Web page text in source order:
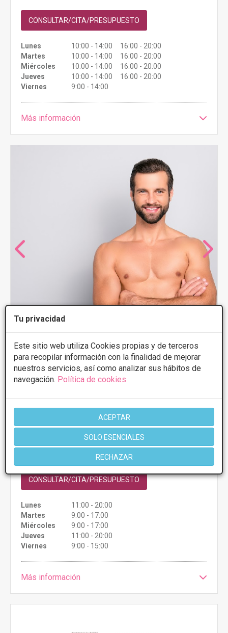
Tu privacidad
Este sitio web utiliza Cookies propias y de terceros
para recopilar información con la finalidad de mejorar
nuestros servicios, así como analizar sus hábitos de
navegación. Política de cookies
ACEPTAR
SOLO ESENCIALES
RECHAZAR
CONSULTAR/CITA/PRESUPUESTO
Lunes
10:00 - 14:00 16:00 - 20:00
Martes
10:00 - 14:00 16:00 - 20:00
Miércoles
10:00 - 14:00 16:00 - 20:00
Jueves
10:00 - 14:00 16:00 - 20:00
Viernes
9:00 - 14:00
Más información
CLÍNICA ESTÉTICA MAESTRE
4.6 10 Opiniones
CALLE VALOIS NUMERO 43, Puerto de la
Cruz
VER MAPA
Eliminación de ojeras
200€/sesión
10% de descuento *
CONSULTAR/CITA/PRESUPUESTO
Lunes
11:00 - 20:00
Martes
9:00 - 17:00
Miércoles
9:00 - 17:00
Jueves
11:00 - 20:00
Viernes
9:00 - 15:00
Más información